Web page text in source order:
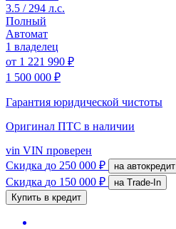
3.5 / 294 л.с.
Полный
Автомат
1 владелец
от 1 221 990 ₽
1 500 000 ₽
Гарантия юридической чистоты
Оригинал ПТС в наличии
vin VIN проверен
Скидка до 250 000 ₽ на автокредит
Скидка до 150 000 ₽
на Trade-In
Купить в кредит